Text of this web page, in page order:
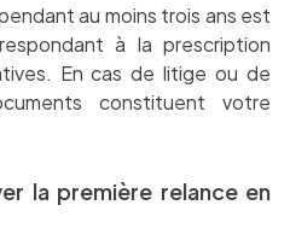
au moins trois ans est
à la prescription
En cas de litige ou de
constituent votre
la première relance en